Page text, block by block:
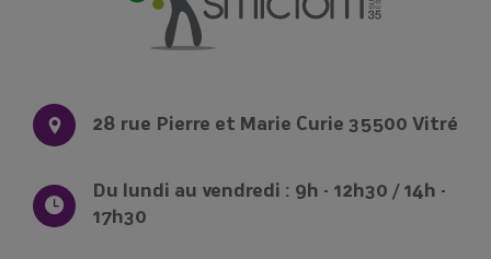
28 rue Pierre et Marie Curie 35500 Vitré
Du lundi au vendredi : 9h - 12h30 / 14h -
17h30